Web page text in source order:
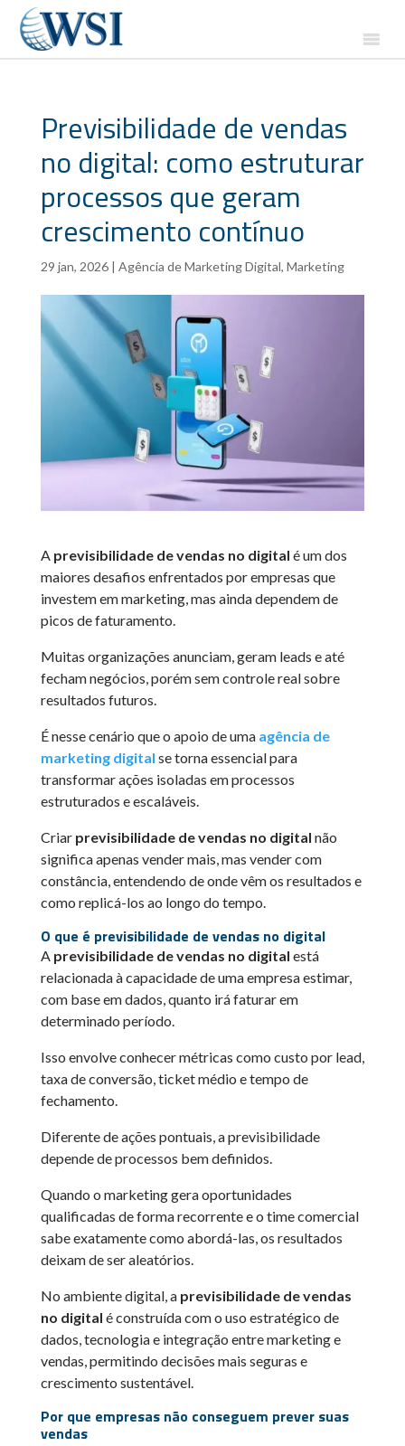
Previsibilidade de vendas
no digital: como estruturar
processos que geram
crescimento contínuo
29 jan, 2026| Agência de Marketing Digital, Marketing
A previsibilidade de vendas no digital é um dos
maiores desafios enfrentados por empresas que
investem em marketing, mas ainda dependem de
picos de faturamento.
Muitas organizações anunciam, geram leads e até
fecham negócios, porém sem controle real sobre
resultados futuros.
É nesse cenário que o apoio de uma agência de
marketing digital se torna essencial para
transformar ações isoladas em processos
estruturados e escaláveis.
Criar previsibilidade de vendas no digital não
significa apenas vender mais, mas vender com
constância, entendendo de onde vêm os resultados e
como replicá-los ao longo do tempo.
O que é previsibilidade de vendas no digital
A previsibilidade de vendas no digital está
relacionada à capacidade de uma empresa estimar,
com base em dados, quanto irá faturar em
determinado período.
Isso envolve conhecer métricas como custo por lead,
taxa de conversão, ticket médio e tempo de
fechamento.
Diferente de ações pontuais, a previsibilidade
depende de processos bem definidos.
Quando o marketing gera oportunidades
qualificadas de forma recorrente e o time comercial
sabe exatamente como abordá-las, os resultados
deixam de ser aleatórios.
No ambiente digital, a previsibilidade de vendas
no digital é construída com o uso estratégico de
dados, tecnologia e integração entre marketing e
vendas, permitindo decisões mais seguras e
crescimento sustentável.
Por que empresas não conseguem prever suas
vendas